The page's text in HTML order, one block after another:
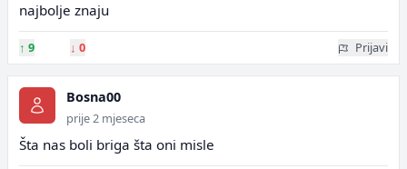
najbolje znaju
↑ 9 ↓ 0 Prijavi
Bosna00
prije 2 mjeseca
Šta nas boli briga šta oni misle